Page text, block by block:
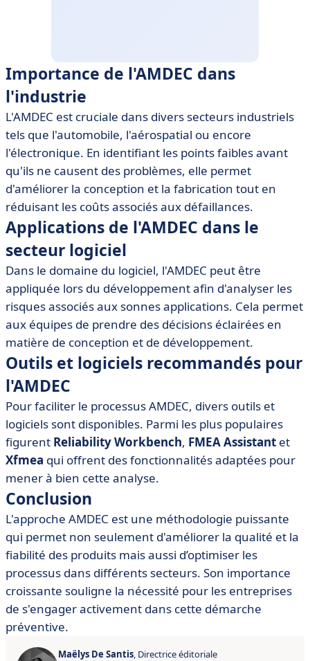
Importance de l'AMDEC dans
l'industrie
L'AMDEC est cruciale dans divers secteurs industriels
tels que l'automobile, l'aérospatial ou encore
l'électronique. En identifiant les points faibles avant
qu'ils ne causent des problèmes, elle permet
d'améliorer la conception et la fabrication tout en
réduisant les coûts associés aux défaillances.
Applications de l'AMDEC dans le
secteur logiciel
Dans le domaine du logiciel, l'AMDEC peut être
appliquée lors du développement afin d'analyser les
risques associés aux sonnes applications. Cela permet
aux équipes de prendre des décisions éclairées en
matière de conception et de développement.
Outils et logiciels recommandés pour
l'AMDEC
Pour faciliter le processus AMDEC, divers outils et
logiciels sont disponibles. Parmi les plus populaires
figurent Reliability Workbench, FMEA Assistant et
Xfmea qui offrent des fonctionnalités adaptées pour
mener à bien cette analyse.
Conclusion
L'approche AMDEC est une méthodologie puissante
qui permet non seulement d'améliorer la qualité et la
fiabilité des produits mais aussi d’optimiser les
processus dans différents secteurs. Son importance
croissante souligne la nécessité pour les entreprises
de s'engager activement dans cette démarche
préventive.
Maëlys De Santis, Directrice éditoriale